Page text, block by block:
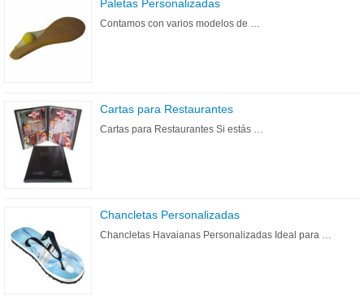
Paletas Personalizadas
Contamos con varios modelos de …
Cartas para Restaurantes
Cartas para Restaurantes Si estás …
Chancletas Personalizadas
Chancletas Havaianas Personalizadas Ideal para …